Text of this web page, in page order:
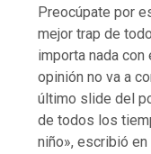
Preocúpate por
mejor trap de
importa nada con
opinión no va a
último slide del
de todos los
niño», escribió